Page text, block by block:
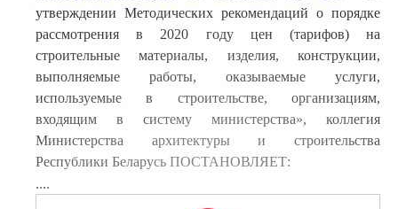
утверждении Методических рекомендаций о порядке
рассмотрения в 2020 году цен (тарифов) на
строительные материалы, изделия, конструкции,
выполняемые работы, оказываемые услуги,
используемые в строительстве, организациям,
входящим в систему министерства», коллегия
Министерства архитектуры и строительства
Республики Беларусь ПОСТАНОВЛЯЕТ:
....